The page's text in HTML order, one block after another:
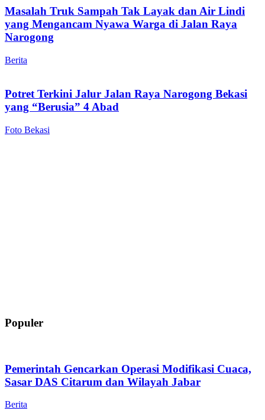
Masalah Truk Sampah Tak Layak dan Air Lindi
yang Mengancam Nyawa Warga di Jalan Raya
Narogong
Berita
Potret Terkini Jalur Jalan Raya Narogong Bekasi
yang “Berusia” 4 Abad
Foto Bekasi
Populer
Pemerintah Gencarkan Operasi Modifikasi Cuaca,
Sasar DAS Citarum dan Wilayah Jabar
Berita